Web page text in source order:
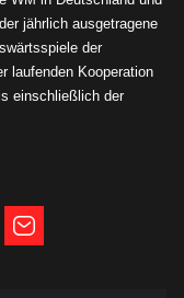
jährlich ausgetragene
der
laufenden Kooperation
einschließ lich der